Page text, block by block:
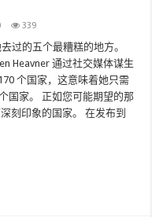
339
过的五个最糟糕的地方。
Heavner 通过社交媒体谋生
个国家，这意味着她只需
国家。 正如您可能期望的那
刻印象的国家。 在发布到